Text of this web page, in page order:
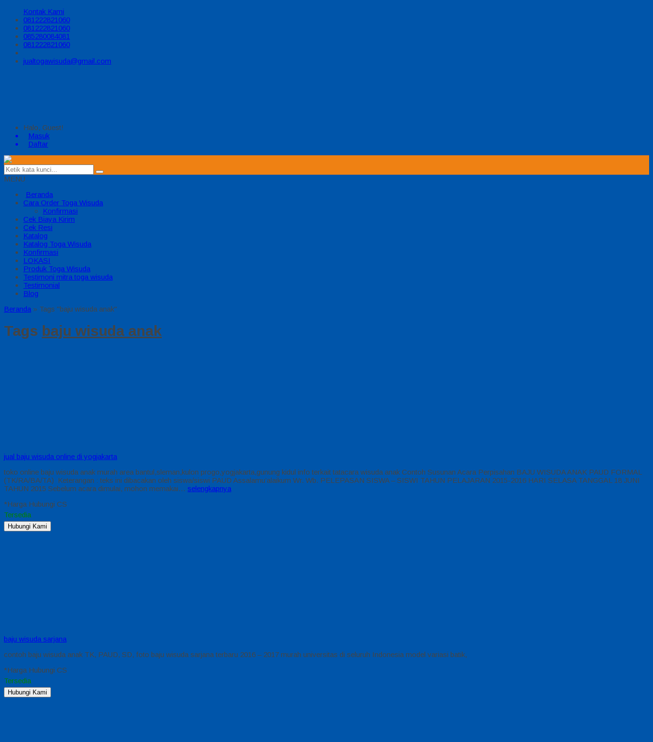
Kontak Kami
081222821060
081222821060
085280084081
081222821060
jualtogawisuda@gmail.com
Halo, Guest!
Masuk
Daftar
MENU
Beranda
Cara Order Toga Wisuda
Konfirmasi
Cek Biaya Kirim
Cek Resi
Katalog
Katalog Toga Wisuda
Konfirmasi
LOKASI
Produk Toga Wisuda
Testimoni mitra toga wisuda
Testimonial
Blog
Beranda » Tags "baju wisuda anak"
Tags baju wisuda anak
jual baju wisuda online di yogjakarta
toko online baju wisuda anak murah area bantul,sleman,kulon progo,yogjakarta,gunung kidul info terkait tatacara wisuda anak Contoh Susunan Acara Perpisahan BAJU WISUDA ANAK PAUD FORMAL
(TK/RA/BA/TA) Keterangan : teks ini dibacakan oleh siswa/siswi PAUD Assalamu’alaikum Wr. Wb. PELEPASAN SISWA – SISWI TAHUN PELAJARAN 2015-2016 HARI SELASA TANGGAL 18 JUNI
TAHUN 2015 Sebelum acara dimulai, mohon memakai… selengkapnya
*Harga Hubungi CS
Tersedia
Hubungi Kami
baju wisuda sarjana
contoh baju wisuda anak TK, PAUD, SD, foto baju wisuda sarjana terbaru 2016 – 2017 murah universitas di seluruh Indonesia model variasi batik,
*Harga Hubungi CS
Tersedia
Hubungi Kami